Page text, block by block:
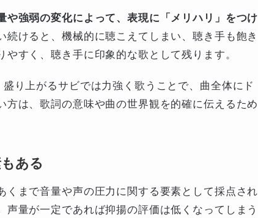
や強弱の変化によって、表現に「メリハリ」をつけ
けると、機械的に聴こえてしまい、聴き手も飽き
すく、聴き手に印象的な歌として残ります。
り上がるサビでは力強く歌うことで、曲全体にド
は、歌詞の意味や曲の世界観を的確に伝えるため
ある
まで音量や声の圧力に関する要素として採点され
量が一定であれば抑揚の評価は低くなってしまう